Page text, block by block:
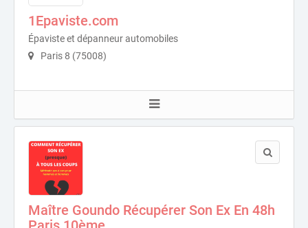
1Epaviste.com
Épaviste et dépanneur automobiles
Paris 8 (75008)
Maître Goundo Récupérer Son Ex En 48h